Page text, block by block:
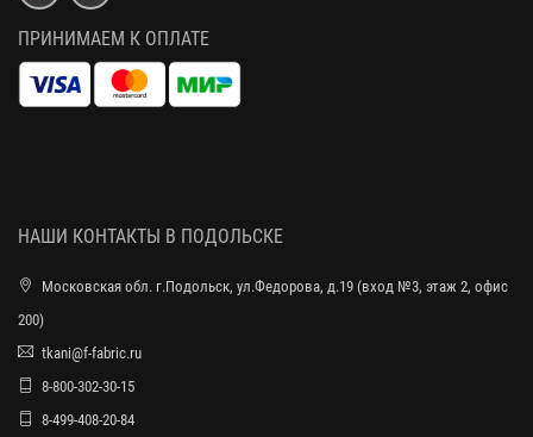
ПРИНИМАЕМ К ОПЛАТЕ
НАШИ КОНТАКТЫ В ПОДОЛЬСКЕ
Московская обл. г.Подольск, ул.Федорова, д.19 (вход №3, этаж 2, офис
200)
tkani@f-fabric.ru
8-800-302-30-15
8-499-408-20-84